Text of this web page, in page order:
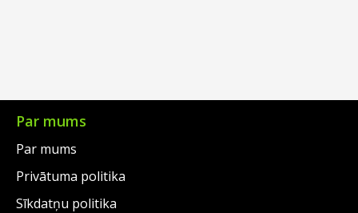
Par mums
Par mums
Privātuma politika
Sīkdatņu politika